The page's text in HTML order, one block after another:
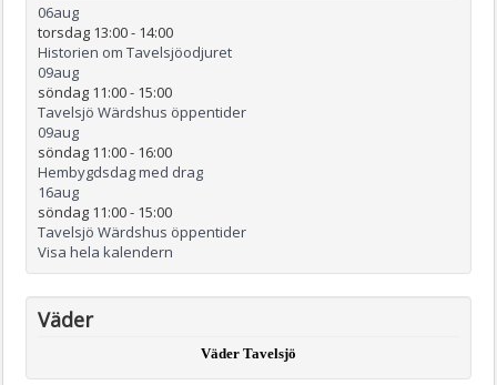
06aug
torsdag 13:00- 14:00
Historien om Tavelsjöodjuret
09aug
söndag 11:00- 15:00
Tavelsjö Wärdshus öppentider
09aug
söndag 11:00- 16:00
Hembygdsdag med drag
16aug
söndag 11:00- 15:00
Tavelsjö Wärdshus öppentider
Visa hela kalendern
Väder
Väder Tavelsjö